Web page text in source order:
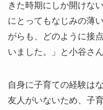
きた時期にしか開けな
にとってもなじみの薄
がらも、どのように接
いました。」と小谷さ
自身に子育ての経験は
友人がいないため、子